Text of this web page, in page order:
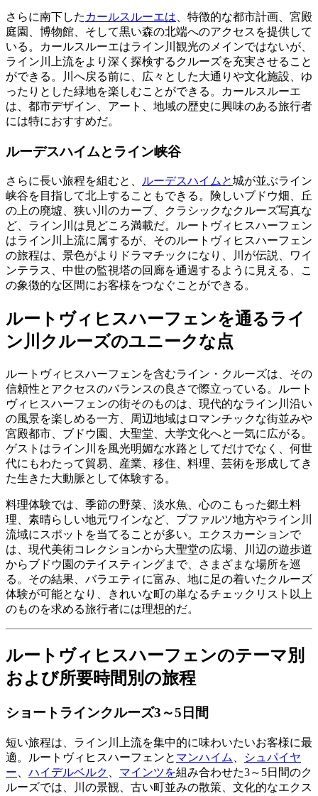
さらに南下した カールスルーエは 、特徴的な都市計画、宮殿
庭園、博物館、そして黒い森の北端へのアクセスを提供して
いる。カールスルーエはライン川観光のメインではないが、
ライン川上流をより深く探検するクルーズを充実させること
ができる。川へ戻る前に、広々とした大通りや文化施設、ゆ
ったりとした緑地を楽しむことができる。カールスルーエ
は、都市デザイン、アート、地域の歴史に興味のある旅行者
には特におすすめだ。
ルーデスハイムとライン峡谷
さらに長い旅程を組むと、 ルーデスハイムと城が並ぶライン
峡谷を目指して北上することもできる。険しいブドウ畑、丘
の上の廃墟、狭い川のカーブ、クラシックなクルーズ写真な
ど、ライン川は見どころ満載だ。ルートヴィヒスハーフェン
はライン川上流に属するが、そのルートヴィヒスハーフェン
の旅程は、景色がよりドラマチックになり、川が伝説、ワイ
ンテラス、中世の監視塔の回廊を通過するように見える、こ
の象徴的な区間にお客様をつなぐことができる。
ルートヴィヒスハーフェンを通るライ
ン川クルーズのユニークな点
ルートヴィヒスハーフェンを含むライン・クルーズは、その
信頼性とアクセスのバランスの良さで際立っている。ルート
ヴィヒスハーフェンの街そのものは、現代的なライン川沿い
の風景を楽しめる一方、周辺地域はロマンチックな街並みや
宮殿都市、ブドウ園、大聖堂、大学文化へと一気に広がる。
ゲストはライン川を風光明媚な水路としてだけでなく、何世
代にもわたって貿易、産業、移住、料理、芸術を形成してき
た生きた大動脈として体験する。
料理体験では、季節の野菜、淡水魚、心のこもった郷土料
理、素晴らしい地元ワインなど、プファルツ地方やライン川
流域にスポットを当てることが多い。エクスカーションで
は、現代美術コレクションから大聖堂の広場、川辺の遊歩道
からブドウ園のテイスティングまで、さまざまな場所を巡
る。その結果、バラエティに富み、地に足の着いたクルーズ
体験が可能となり、きれいな町の単なるチェックリスト以上
のものを求める旅行者には理想的だ。
ルートヴィヒスハーフェンのテーマ別
および所要時間別の旅程
ショートラインクルーズ3～5日間
短い旅程は、ライン川上流を集中的に味わいたいお客様に最
適。ルートヴィヒスハーフェンと マンハイム
シュパイヤ
ー
ハイデルベルク マインツを組み合わせた3～5日間のク
ルーズでは、川の景観、古い町並みの散策、文化的なエクス